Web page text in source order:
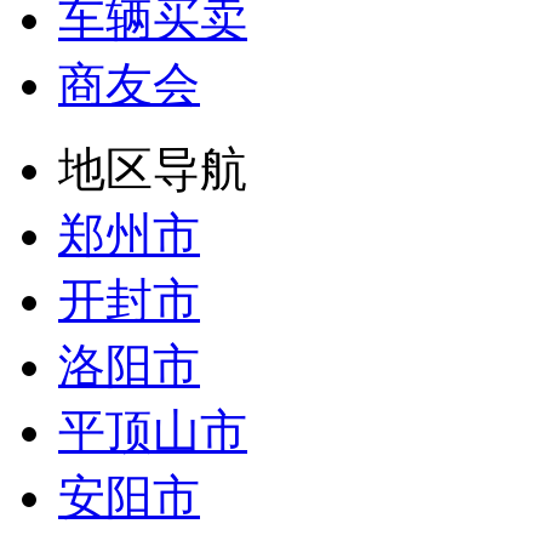
车辆买卖
商友会
地区导航
郑州市
开封市
洛阳市
平顶山市
安阳市